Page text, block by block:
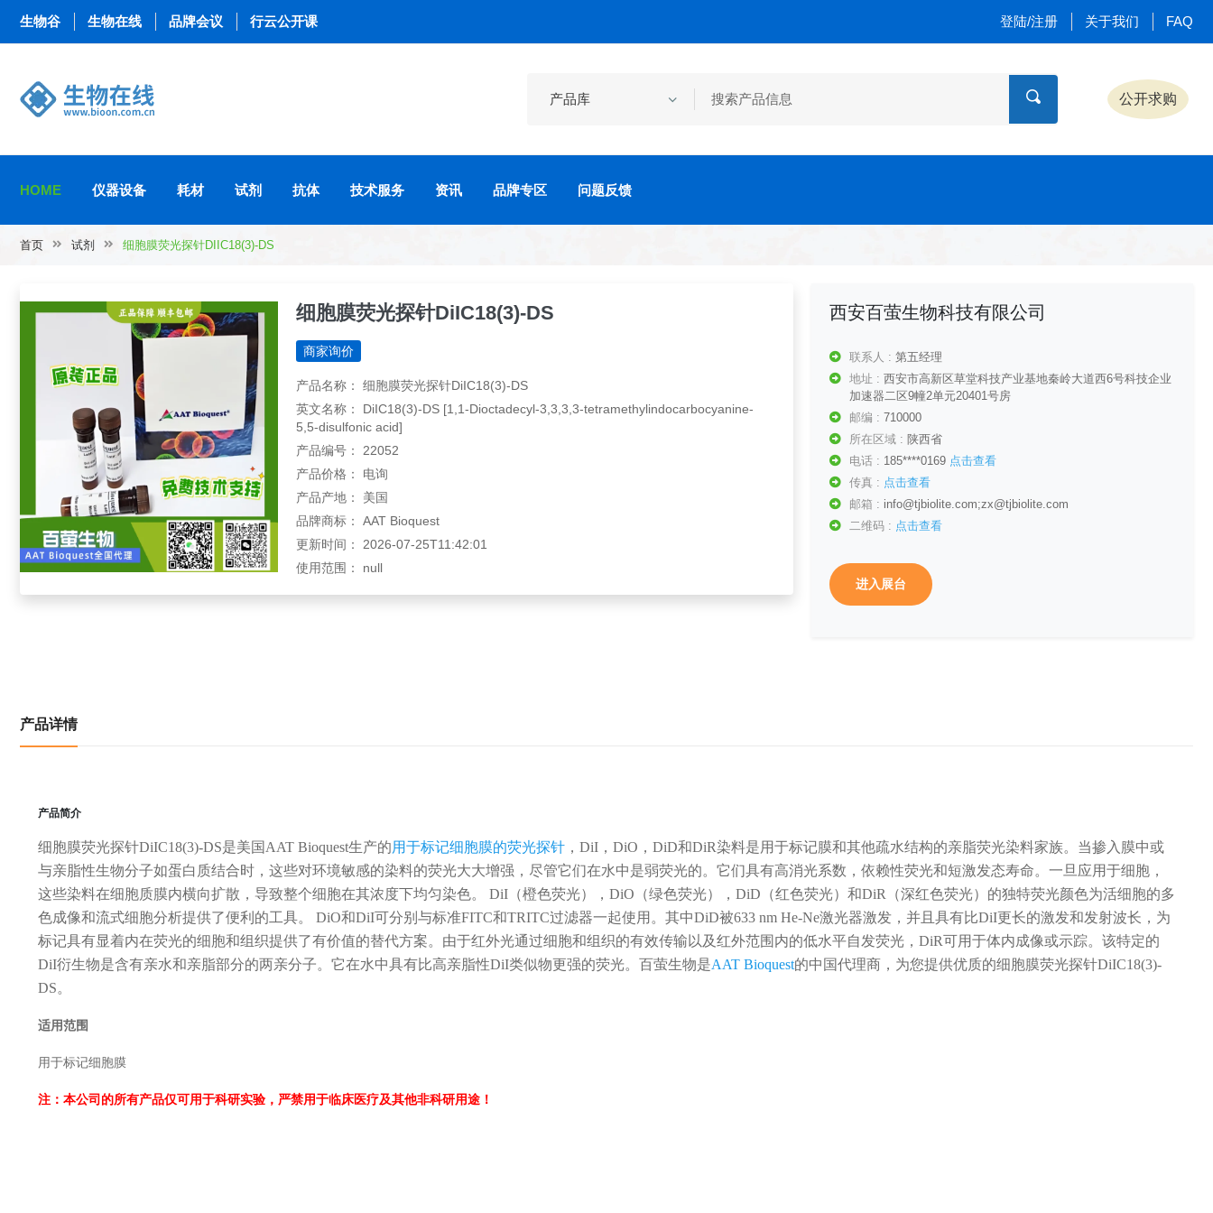
生物谷 生物在线 品牌会议 行云公开课 登陆/注册 关于我们 FAQ
公开求购
HOME 仪器设备 耗材 试剂 抗体 技术服务 资讯 品牌专区 问题反馈
首页 试剂 细胞膜荧光探针DIIC18(3)-DS
细胞膜荧光探针DiIC18(3)-DS
商家询价
产品名称： 细胞膜荧光探针DiIC18(3)-DS
英文名称： DiIC18(3)-DS [1,1-Dioctadecyl-3,3,3,3-tetramethylindocarbocyanine-
5,5-disulfonic acid]
产品编号： 22052
产品价格： 电询
产品产地： 美国
品牌商标： AAT Bioquest
更新时间： 2026-07-25T11:42:01
使用范围： null
西安百萤生物科技有限公司
联系人 : 第五经理
地址 : 西安市高新区草堂科技产业基地秦岭大道西6号科技企业
加速器二区9幢2单元20401号房
邮编 : 710000
所在区域 : 陕西省
电话 : 185****0169 点击查看
传真 : 点击查看
邮箱 : info@tjbiolite.com;zx@tjbiolite.com
二维码 : 点击查看
进入展台
产品详情
产品简介
细胞膜荧光探针DiIC18(3)-DS是美国AAT Bioquest生产的用于标记细胞膜的荧光探针 ，DiI，DiO，DiD和DiR染料是用于标记膜和其他疏水结构的亲脂荧光染料家族。当掺入膜中或
与亲脂性生物分子如蛋白质结合时，这些对环境敏感的染料的荧光大大增强，尽管它们在水中是弱荧光的。它们具有高消光系数，依赖性荧光和短激发态寿命。一旦应用于细胞，
这些染料在细胞质膜内横向扩散，导致整个细胞在其浓度下均匀染色。 DiI（橙色荧光），DiO（绿色荧光），DiD（红色荧光）和DiR（深红色荧光）的独特荧光颜色为活细胞的多
色成像和流式细胞分析提供了便利的工具。 DiO和DiI可分别与标准FITC和TRITC过滤器一起使用。其中DiD被633 nm He-Ne激光器激发，并且具有比DiI更长的激发和发射波长，为
标记具有显着内在荧光的细胞和组织提供了有价值的替代方案。由于红外光通过细胞和组织的有效传输以及红外范围内的低水平自发荧光，DiR可用于体内成像或示踪。该特定的
DiI衍生物是含有亲水和亲脂部分的两亲分子。它在水中具有比高亲脂性DiI类似物更强的荧光。百萤生物是AAT Bioquest的中国代理商，为您提供优质的细胞膜荧光探针DiIC18(3)-
DS。
适用范围
用于标记细胞膜
注：本公司的所有产品仅可用于科研实验，严禁用于临床医疗及其他非科研用途！